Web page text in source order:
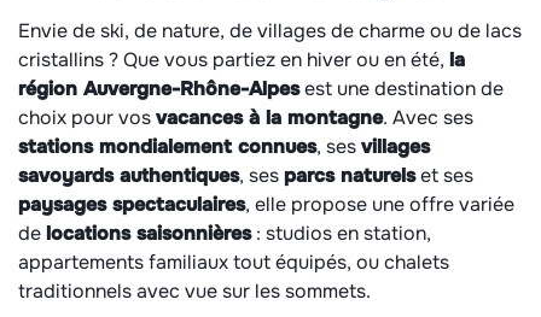
Envie de ski, de nature, de villages de charme ou de lacs
cristallins ? Que vous partiez en hiver ou en été, la
région Auvergne-Rhône-Alpesest une destination de
choix pour vosvacances à la montagne. Avec ses
stations mondialement connues, sesvillages
savoyards authentiques, sesparcs naturelset ses
paysages spectaculaires, elle propose une offre variée
delocations saisonnières: studios en station,
appartements familiaux tout équipés, ou chalets
traditionnels avec vue sur les sommets.